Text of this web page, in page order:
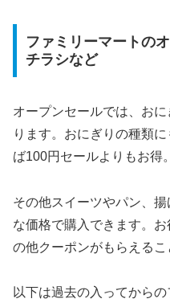
ファミリーマートの
チラシなど
オープンセールでは、お
ります。おにぎりの種類
ば100円セールよりもお得
その他スイーツやパン、
な価格で購入できます。
の他クーポンがもらえるこ
以下は過去の入ってから